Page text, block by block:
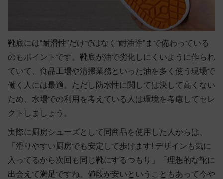
靴底には“耐滑性”だけではなく“耐油性”まで備わっている
のもポイントです。靴底が油で劣化しにくいように作られ
ていて、食品工場や清掃業務といった油を多く使う現場で
働く人には最適。ただし防水性に関しては決して高くない
ため、水場での利用を考えている人は環境を考慮してセレ
クトしましょう。
実際に厨房シューズとして同商品を使用した人からは、
「滑りやすい厨房でも安定して歩けます! デザインも気に
入ってるから次回も同じ靴にするつもり」「理想的な靴に
出会えて満足ですね。値段が安いということもあって今や